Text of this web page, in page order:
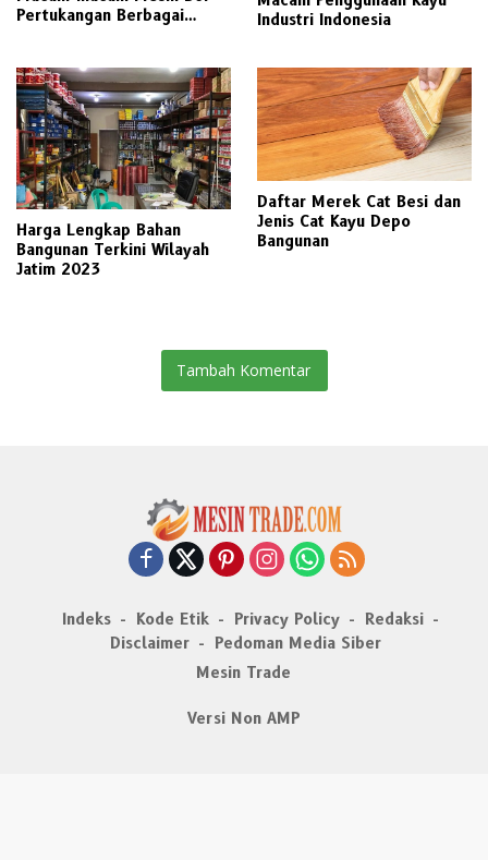
Pertukangan Berbagai
Industri Indonesia
Harga Lengkap Bahan
Bangunan Terkini Wilayah
Jatim 2023
Daftar Merek Cat Besi dan
Jenis Cat Kayu Depo
Bangunan
Tambah Komentar
Indeks Kode Etik Privacy Policy
Redaksi
Disclaimer
Pedoman Media Siber
Mesin Trade
Versi Non AMP